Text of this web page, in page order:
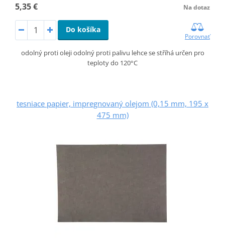
5,35 € Na dotaz
Do košíka
Porovnať
odolný proti oleji odolný proti palivu lehce se stříhá určen pro
teploty do 120°C
tesniace papier, impregnovaný olejom (0,15 mm, 195 x
475 mm)